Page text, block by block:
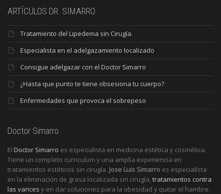
ARTÍCULOS DR. SIMARRO:
Tratamiento del Lipedema sin Cirugía.
Especialista en el adelgazamiento localizado
Consigue adelgazar con el Doctor Simarro
¿Hasta que punto te tiene obsesiona tu cuerpo?
Enfermedades que provoca el sobrepeso
Doctor Simarro
El Doctor Simarro es especialista en medicina estética y cosmética.
Tiene un completo curriculum y una amplia experiencia en
tratamientos estéticos sin cirugía. Jose Luis Simarro es especialista
en la eliminación de grasa localizada sin cirugía,tratamientos contra
las varices y en dar soluciones para la obesidad y quitar el hambre.